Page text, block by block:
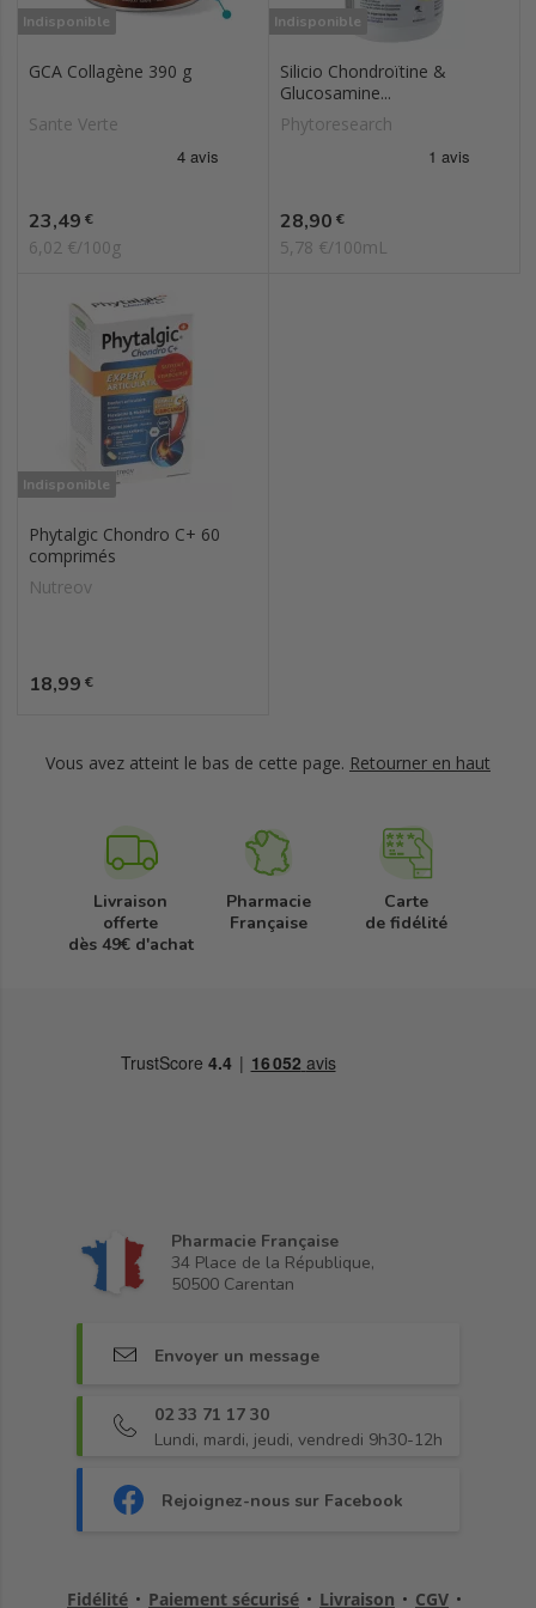
Indisponible
GCA Collagène 390 g
Sante Verte
Prix
23,49 €
6,02 €/100g
Indisponible
Silicio Chondroïtine &
Glucosamine...
Phytoresearch
Prix
28,90 €
5,78 €/100mL
Indisponible
Phytalgic Chondro C+ 60
comprimés
Nutreov
Prix
18,99 €
Vous avez atteint le bas de cette page. Retourner en haut
Livraison
offerte
dès 49€ d'achat
Pharmacie
Française
Carte
de fidélité
Pharmacie Française
34 Place de la République,
50500 Carentan
Envoyer un message
02 33 71 17 30
Lundi, mardi, jeudi, vendredi 9h30-12h
Rejoignez-nous sur Facebook
Fidélité • Paiement sécurisé • Livraison • CGV •